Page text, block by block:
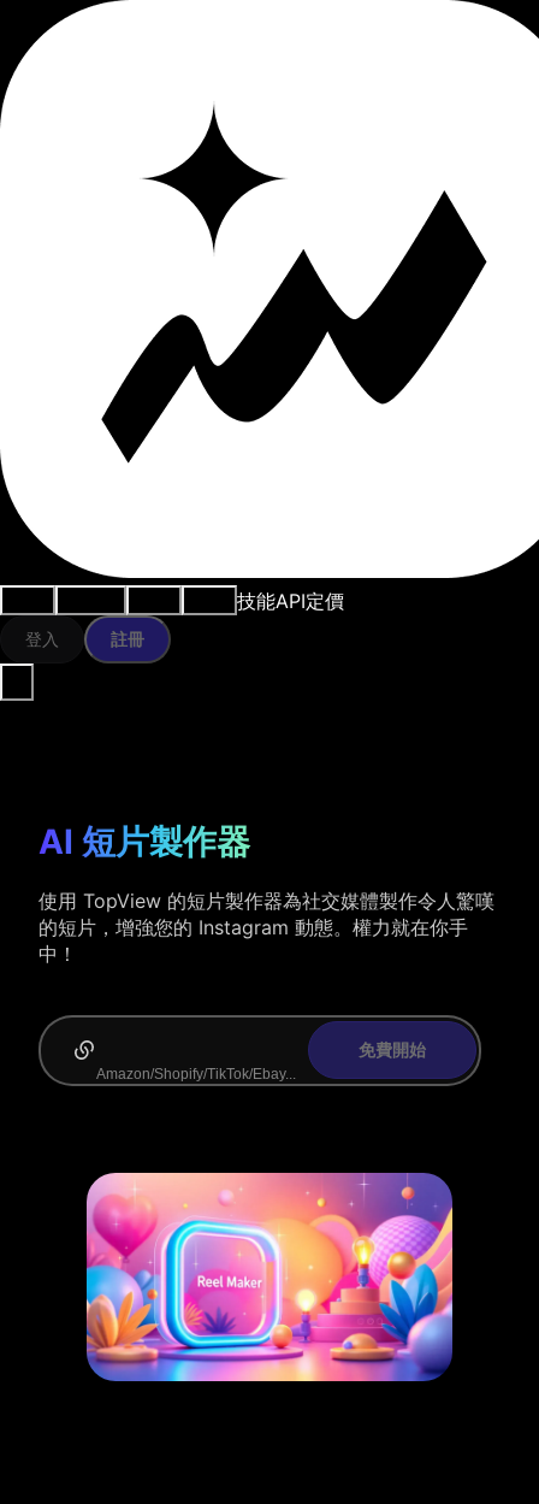
技能API定價
登入 註冊
AI 短片製作器
使用 TopView 的短片製作器為社交媒體製作令人驚嘆
的短片，增強您的 Instagram 動態。權力就在你手
中！
免費開始